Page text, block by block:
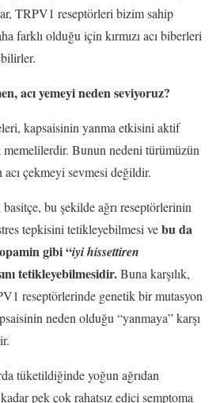
TRPV1 reseptörleri bizim sahip
farklı olduğu için kırmızı acı biberleri
acı yemeyi neden seviyoruz?
kapsaisinin yanma etkisini aktif
Bunun nedeni türümüzün
çekmeyi sevmesi değildir.
bu şekilde ağrı reseptörlerinin
tepkisini tetikleyebilmesi vebu da
gibi “iyi hissettiren
tetikleyebilmesidir.Buna karşılık,
reseptörlerinde genetik bir mutasyon
neden olduğu “yanmaya” karşı
tüketildiğinde yoğun ağrıdan
pek çok rahatsız edici semptoma